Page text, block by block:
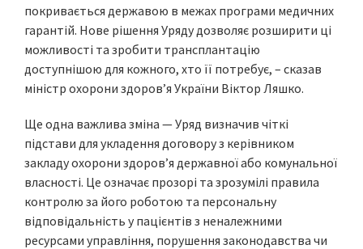
покривається державою в межах програми медичних
гарантій. Нове рішення Уряду дозволяє розширити ці
можливості та зробити трансплантацію
доступнішою для кожного, хто її потребує, – сказав
міністр охорони здоров’я України Віктор Ляшко.
Ще одна важлива зміна — Уряд визначив чіткі
підстави для укладення договору з керівником
закладу охорони здоров’я державної або комунальної
власності. Це означає прозорі та зрозумілі правила
контролю за його роботою та персональну
відповідальність у пацієнтів з неналежними
ресурсами управління, порушення законодавства чи